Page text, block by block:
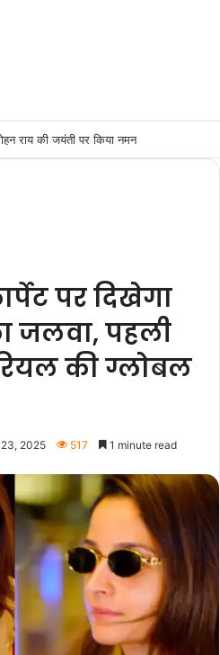
राय की जयंती पर किया नमन
पर दिखेगा
जलवा, पहली
की ग्लोबल
2025 517 1 minute read